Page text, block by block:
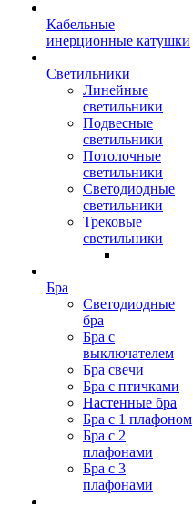
Кабельные
инерционные катушки
Светильники
Линейные
светильники
Подвесные
светильники
Потолочные
светильники
Светодиодные
светильники
Трековые
светильники
Бра
Светодиодные
бра
Бра с
выключателем
Бра свечи
Бра с птичками
Настенные бра
Бра с 1 плафоном
Бра с 2
плафонами
Бра с 3
плафонами